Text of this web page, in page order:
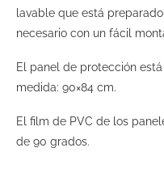
lavable que está
necesario con un fácil
El panel de protección
medida: 90×84 cm.
El film de PVC de los
de 90 grados.